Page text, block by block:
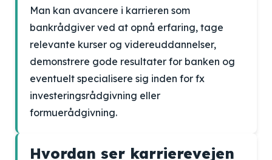
Man kan avancere i karrieren som
bankrådgiver ved at opnå erfaring, tage
relevante kurser og videreuddannelser,
demonstrere gode resultater for banken og
eventuelt specialisere sig inden for fx
investeringsrådgivning eller
formuerådgivning.
Hvordan ser karrierevejen